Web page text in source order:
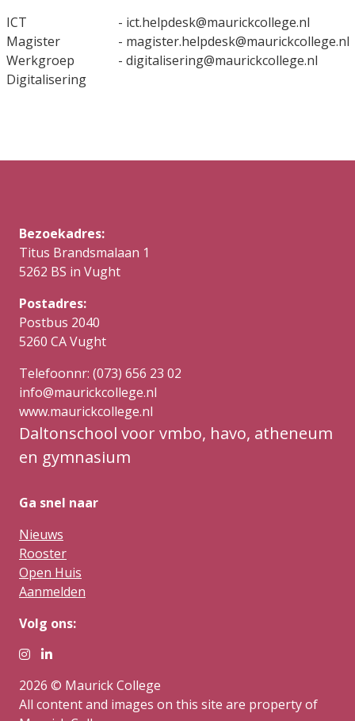
ICT
- ict.helpdesk@maurickcollege.nl
Magister
- magister.helpdesk@maurickcollege.nl
Werkgroep
Digitalisering
- digitalisering@maurickcollege.nl
Bezoekadres:
Titus Brandsmalaan 1
5262 BS in Vught
Postadres:
Postbus 2040
5260 CA Vught
Telefoonnr: (073) 656 23 02
info@maurickcollege.nl
www.maurickcollege.nl
Daltonschool voor vmbo, havo, atheneum
en gymnasium
Ga snel naar
Nieuws
Rooster
Open Huis
Aanmelden
Volg ons:
2026 © Maurick College
All content and images on this site are property of